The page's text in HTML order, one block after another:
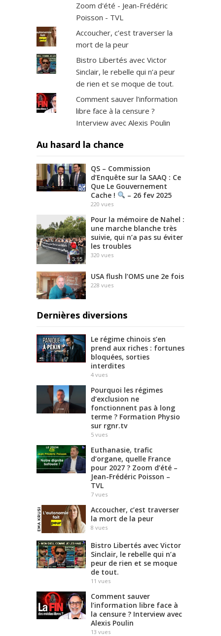
Zoom d'été - Jean-Frédéric
Poisson - TVL
Accoucher, c’est traverser la
mort de la peur
Bistro Libertés avec Victor
Sinclair, le rebelle qui n’a peur
de rien et se moque de tout.
Comment sauver l’information
libre face à la censure ?
Interview avec Alexis Poulin
Au hasard la chance
QS – Commission
d’Enquête sur la SAAQ : Ce
Que Le Gouvernement
Cache !
– 26 fev 2025
220 vues
3:15
Pour la mémoire de Nahel :
une marche blanche très
suivie, qui n’a pas su éviter
les troubles
320 vues
USA flush l’OMS une 2e fois
228 vues
Dernières diversions
Le régime chinois s’en
prend aux riches : fortunes
bloquées, sorties
interdites
4 vues
Pourquoi les régimes
d’exclusion ne
fonctionnent pas à long
terme ? Formation Physio
sur rgnr.tv
5 vues
Euthanasie, trafic
d’organe, quelle France
pour 2027 ? Zoom d’été –
Jean-Frédéric Poisson –
TVL
7 vues
Accoucher, c’est traverser
la mort de la peur
8 vues
Bistro Libertés avec Victor
Sinclair, le rebelle qui n’a
peur de rien et se moque
de tout.
11 vues
Comment sauver
l’information libre face à
la censure ? Interview avec
Alexis Poulin
13 vues